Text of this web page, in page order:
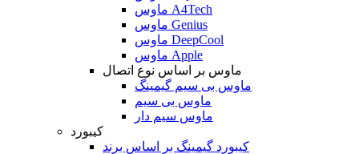
ماوس A4Tech
ماوس Genius
ماوس DeepCool
ماوس Apple
ماوس بر اساس نوع اتصال
ماوس بی سیم گیمینگ
ماوس بی سیم
ماوس سیم دار
کیبورد
کیبورد گیمینگ بر اساس برند